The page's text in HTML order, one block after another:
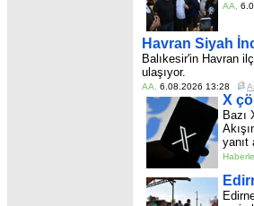
AA
Havran Siyah
Balıkesir'in Havran
ulaşıyor.
AA 6.08.2026 13:28
X
Bazı
yanıt